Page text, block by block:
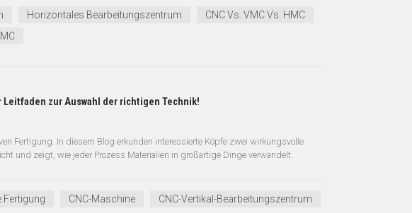
Horizontales Bearbeitungszentrum
CNC Vs. VMC Vs. HMC
zur Auswahl der richtigen Technik!
Fertigung. In diesem Blog erkunden interessierte Köpfe zwei wirkungsvolle
und zeigt, wie jeder Prozess Materialien in großartige Dinge verwandelt.
Fertigung CNC-Maschine
CNC-Vertikal-Bearbeitungszentrum